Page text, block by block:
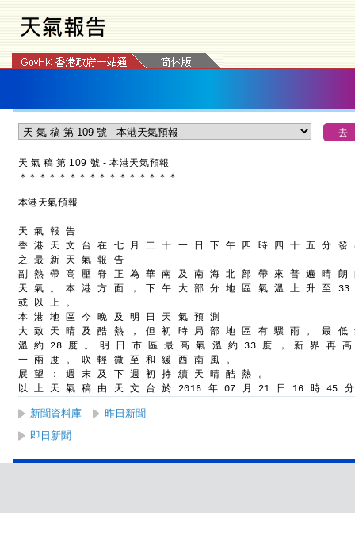
天 氣 稿 第 109 號 - 本港天氣預報
＊ ＊ ＊ ＊ ＊ ＊ ＊ ＊ ＊ ＊ ＊ ＊ ＊ ＊ ＊ ＊
本港天氣預報
天 氣 報 告
香 港 天 文 台 在 七 月 二 十 一 日 下 午 四 時 四 十 五 分 發
之 最 新 天 氣 報 告
副 熱 帶 高 壓 脊 正 為 華 南 及 南 海 北 部 帶 來 普 遍 晴 朗
天 氣 。 本 港 方 面 ， 下 午 大 部 分 地 區 氣 溫 上 升 至 33
或 以 上 。
本 港 地 區 今 晚 及 明 日 天 氣 預 測
大 致 天 晴 及 酷 熱 ， 但 初 時 局 部 地 區 有 驟 雨 。 最 低
溫 約 28 度 。 明 日 市 區 最 高 氣 溫 約 33 度 ， 新 界 再 高
一 兩 度 。 吹 輕 微 至 和 緩 西 南 風 。
展 望 ： 週 末 及 下 週 初 持 續 天 晴 酷 熱 。
以 上 天 氣 稿 由 天 文 台 於 2016 年 07 月 21 日 16 時 45
新聞資料庫
昨日新聞
即日新聞